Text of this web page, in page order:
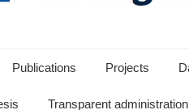
Publications Projects
Transparent administration